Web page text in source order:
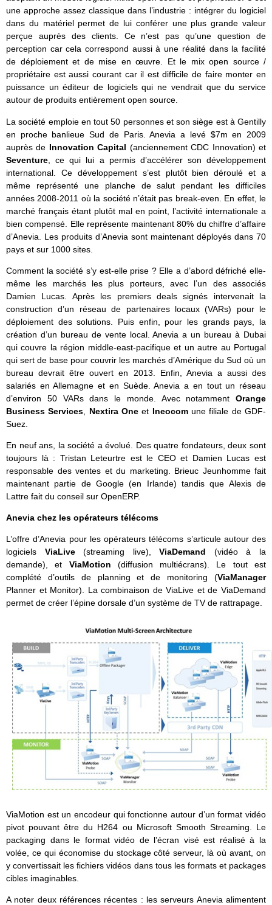
une approche assez classique dans l’industrie : intégrer du logiciel
dans du matériel permet de lui conférer une plus grande valeur
perçue auprès des clients. Ce n’est pas qu’une question de
perception car cela correspond aussi à une réalité dans la facilité
de déploiement et de mise en œuvre. Et le mix open source /
propriétaire est aussi courant car il est difficile de faire monter en
puissance un éditeur de logiciels qui ne vendrait que du service
autour de produits entièrement open source.
La société emploie en tout 50 personnes et son siège est à Gentilly
en proche banlieue Sud de Paris. Anevia a levé $7m en 2009
auprès de Innovation Capital (anciennement CDC Innovation) et
Seventure , ce qui lui a permis d’accélérer son développement
international. Ce développement s’est plutôt bien déroulé et a
même représenté une planche de salut pendant les difficiles
années 2008-2011 où la société n’était pas break-even. En effet, le
marché français étant plutôt mal en point, l’activité internationale a
bien compensé. Elle représente maintenant 80% du chiffre d’affaire
d’Anevia. Les produits d’Anevia sont maintenant déployés dans 70
pays et sur 1000 sites.
Comment la société s’y est-elle prise ? Elle a d’abord défriché elle-
même les marchés les plus porteurs, avec l’un des associés
Damien Lucas. Après les premiers deals signés intervenait la
construction d’un réseau de partenaires locaux (VARs) pour le
déploiement des solutions. Puis enfin, pour les grands pays, la
création d’un bureau de vente local. Anevia a un bureau à Dubai
qui couvre la région middle-east-pacifique et un autre au Portugal
qui sert de base pour couvrir les marchés d’Amérique du Sud où un
bureau devrait être ouvert en 2013. Enfin, Anevia a aussi des
salariés en Allemagne et en Suède. Anevia a en tout un réseau
d’environ 50 VARs dans le monde. Avec notamment Orange
Business Services
Nextira Oneet Ineocomune filiale de GDF-
Suez.
En neuf ans, la société a évolué. Des quatre fondateurs, deux sont
toujours là : Tristan Leteurtre est le CEO et Damien Lucas est
responsable des ventes et du marketing. Brieuc Jeunhomme fait
maintenant partie de Google (en Irlande) tandis que Alexis de
Lattre fait du conseil sur OpenERP.
Anevia chez les opérateurs télécoms
L’offre d’Anevia pour les opérateurs télécoms s’articule autour des
logiciels ViaLive(streaming live),ViaDemand (vidéo à la
demande), et ViaMotion (diffusion multiécrans). Le tout est
complété d’outils de planning et de monitoring (ViaManager
Planner et Monitor). La combinaison de ViaLive et de ViaDemand
permet de créer l’épine dorsale d’un système de TV de rattrapage.
ViaMotion est un encodeur qui fonctionne autour d’un format vidéo
pivot pouvant être du H264 ou Microsoft Smooth Streaming. Le
packaging dans le format vidéo de l’écran visé est réalisé à la
volée, ce qui économise du stockage côté serveur, là où avant, on
y convertissait les fichiers vidéos dans tous les formats et packages
cibles imaginables.
A noter deux références récentes : les serveurs Anevia alimentent